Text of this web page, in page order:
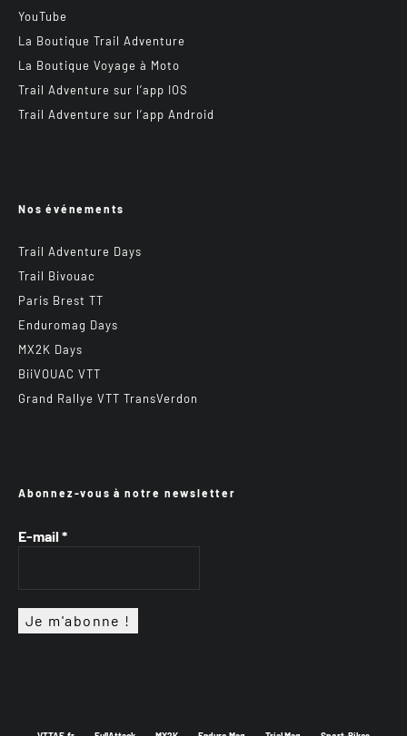
YouTube
La Boutique Trail Adventure
La Boutique Voyage à Moto
Trail Adventure sur l’app IOS
Trail Adventure sur l’app Android
Nos événements
Trail Adventure Days
Trail Bivouac
Paris Brest TT
Enduromag Days
MX2K Days
BiiVOUAC VTT
Grand Rallye VTT TransVerdon
Abonnez-vous à notre newsletter
E-mail *